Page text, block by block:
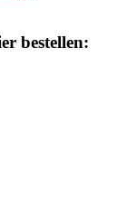
bestellen: